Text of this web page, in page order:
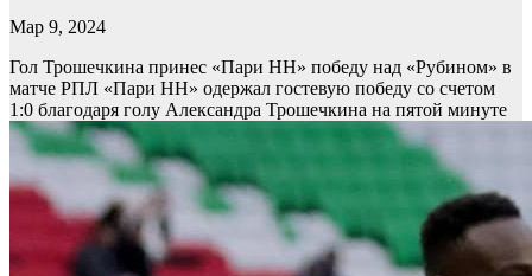
Мар 9, 2024
Гол Трошечкина принес «Пари НН» победу над «Рубином» в
матче РПЛ «Пари НН» одержал гостевую победу со счетом
1:0 благодаря голу Александра Трошечкина на пятой минуте